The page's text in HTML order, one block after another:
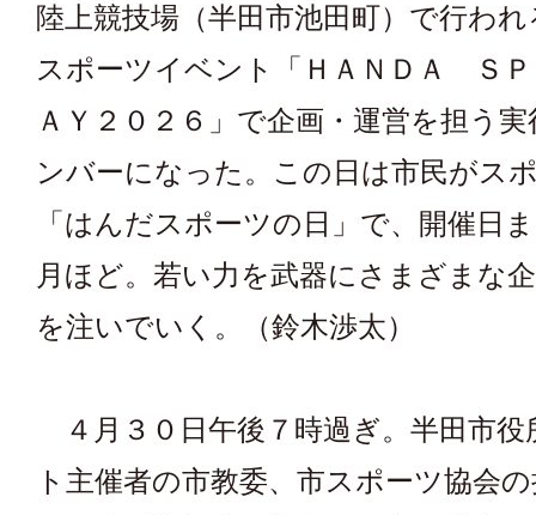
陸上競技場（半田市池田町）で行わ
スポーツイベント「ＨＡＮＤＡ Ｓ
ＡＹ２０２６」で企画・運営を担う
ンバーになった。この日は市民がス
「はんだスポーツの日」で、開催日
月ほど。若い力を武器にさまざまな
を注いでいく。（鈴木渉太）
４月３０日午後７時過ぎ。半田市役
ト主催者の市教委、市スポーツ協会